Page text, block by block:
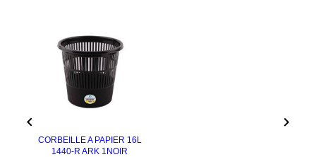
CORBEILLE A PAPIER 16L
1440-R ARK 1NOIR
 